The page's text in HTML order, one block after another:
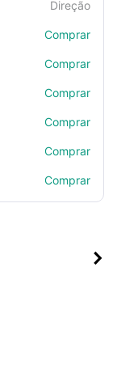
Direção
Comprar
Comprar
Comprar
Comprar
Comprar
Comprar
